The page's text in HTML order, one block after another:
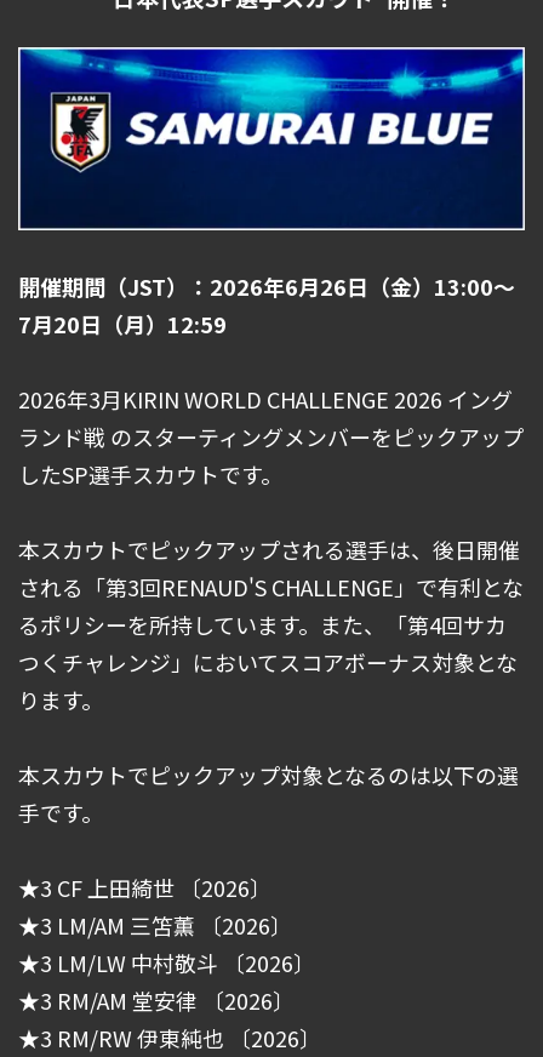
開催期間（JST）：2026年6月26日（金）13:00～
7月20日（月）12:59
2026年3月KIRIN WORLD CHALLENGE 2026 イング
ランド戦 のスターティングメンバーをピックアップ
したSP選手スカウトです。
本スカウトでピックアップされる選手は、後日開催
される「第3回RENAUD'S CHALLENGE」で有利とな
るポリシーを所持しています。また、「第4回サカ
つくチャレンジ」においてスコアボーナス対象とな
ります。
本スカウトでピックアップ対象となるのは以下の選
手です。
★3 CF 上田綺世 〔2026〕
★3 LM/AM 三笘薫 〔2026〕
★3 LM/LW 中村敬斗 〔2026〕
★3 RM/AM 堂安律 〔2026〕
★3 RM/RW 伊東純也 〔2026〕